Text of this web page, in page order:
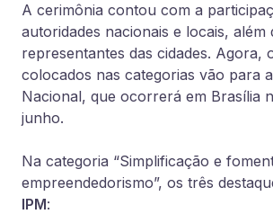
A cerimônia contou com a
autoridades nacionais e locais, além
representantes das cidades. Agora,
colocados nas categorias vão para
Nacional, que ocorrerá em Brasília
junho.
Na categoria “Simplificação e
empreendedorismo”, os três
IPM: